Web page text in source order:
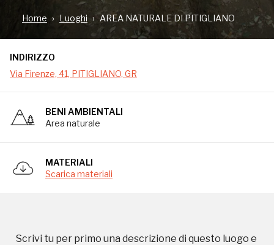
Home Luoghi AREA NATURALE DI PITIGLIANO
INDIRIZZO
Via Firenze, 41, PITIGLIANO, GR
BENI AMBIENTALI
Area naturale
MATERIALI
Scarica materiali
Scrivi tu per primo una descrizione di questo luogo e
Campagne in corso in questo